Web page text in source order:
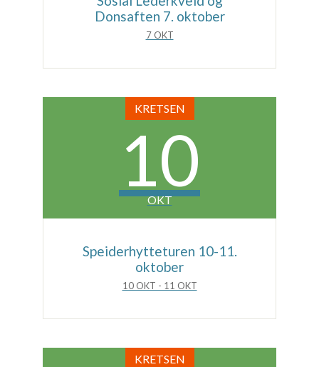
Donsaften 7. oktober
7 OKT
KRETSEN
10
OKT
Speiderhytteturen 10-11.
oktober
10 OKT - 11 OKT
KRETSEN